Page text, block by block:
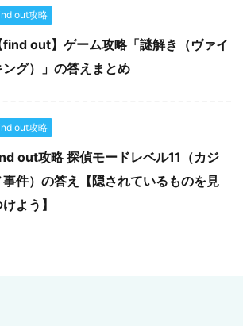
out攻略
find out】ゲーム攻略「謎解き（ヴァイ
ング）」の答えまとめ
out攻略
out攻略 探偵モードレベル11（カジ
事件）の答え【隠されているものを見
よう】